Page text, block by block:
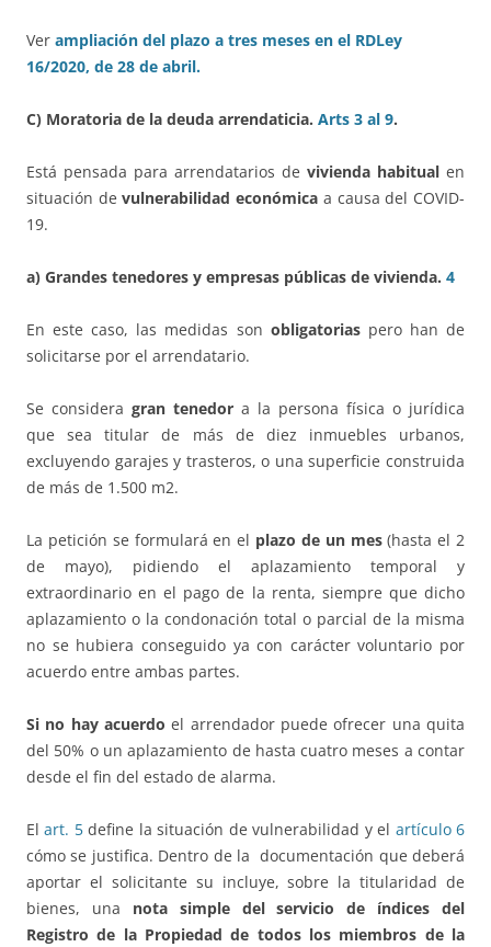
Ver ampliación del plazo a tres meses en el RDLey
16/2020, de 28 de abril.
C) Moratoria de la deuda arrendaticia. Arts 3 al 9.
Está pensada para arrendatarios de vivienda habitual en
situación devulnerabilidad económica a causa del COVID-
19.
a) Grandes tenedores y empresas públicas de vivienda. 4
En este caso, las medidas son obligatoriaspero han de
solicitarse por el arrendatario.
Se considera gran tenedor a la persona física o jurídica
que sea titular de más de diez inmuebles urbanos,
excluyendo garajes y trasteros, o una superficie construida
de más de 1.500 m2.
La petición se formulará en el plazo de un mes(hasta el 2
de mayo), pidiendo el aplazamiento temporal y
extraordinario en el pago de la renta, siempre que dicho
aplazamiento o la condonación total o parcial de la misma
no se hubiera conseguido ya con carácter voluntario por
acuerdo entre ambas partes.
Si no hay acuerdo el arrendador puede ofrecer una quita
del 50% o un aplazamiento de hasta cuatro meses a contar
desde el fin del estado de alarma.
Elart. 5define la situación de vulnerabilidad y el artículo 6
cómo se justifica. Dentro de la documentación que deberá
aportar el solicitante su incluye, sobre la titularidad de
bienes, una nota simple del servicio de índices del
Registro de la Propiedad de todos los miembros de la